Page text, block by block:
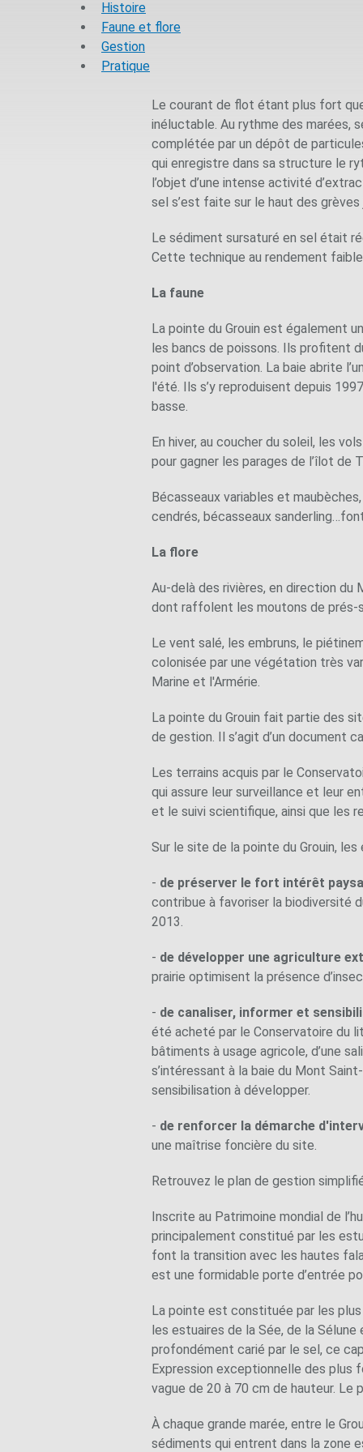
Histoire
Faune et flore
Gestion
Pratique
Le courant de flot étant plus fort
inéluctable. Au rythme des marées,
complétée par un dépôt de
qui enregistre dans sa structure le
l’objet d’une intense activité
sel s’est faite sur le haut des
Le sédiment sursaturé en sel était
Cette technique au rendement
La faune
La pointe du Grouin est également
les bancs de poissons. Ils profitent
point d’observation. La baie abrite
l'été. Ils s’y reproduisent depuis
basse.
En hiver, au coucher du soleil, les
pour gagner les parages de l’îlot de
Bécasseaux variables et
cendrés, bécasseaux
La flore
Au-delà des rivières, en direction du
dont raffolent les moutons de prés-
Le vent salé, les embruns, le
colonisée par une végétation très
Marine et l'Armérie.
La pointe du Grouin fait partie des
de gestion. Il s’agit d’un document
Les terrains acquis par le
qui assure leur surveillance et leur
et le suivi scientifique, ainsi que les
Sur le site de la pointe du Grouin,
- de préserver le fort intérêt
contribue à favoriser la biodiversité
2013.
- de développer une agriculture
prairie optimisent la présence
- de canaliser, informer et
été acheté par le Conservatoire du
bâtiments à usage agricole, d’une
s’intéressant à la baie du Mont
sensibilisation à développer.
- de renforcer la démarche
une maîtrise foncière du site.
Retrouvez le plan de gestion
Inscrite au Patrimoine mondial de
principalement constitué par les
font la transition avec les hautes
est une formidable porte d’entrée
La pointe est constituée par les
les estuaires de la Sée, de la
profondément carié par le sel, ce
Expression exceptionnelle des plus
vague de 20 à 70 cm de hauteur. Le
À chaque grande marée, entre le
sédiments qui entrent dans la zone